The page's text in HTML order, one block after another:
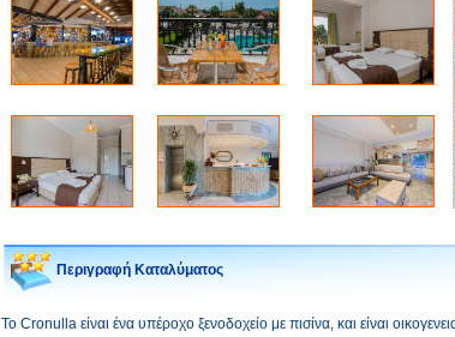
Περιγραφή Καταλύματος
Το Cronulla είναι ένα υπέροχο ξενοδοχείο με πισίνα, και είναι